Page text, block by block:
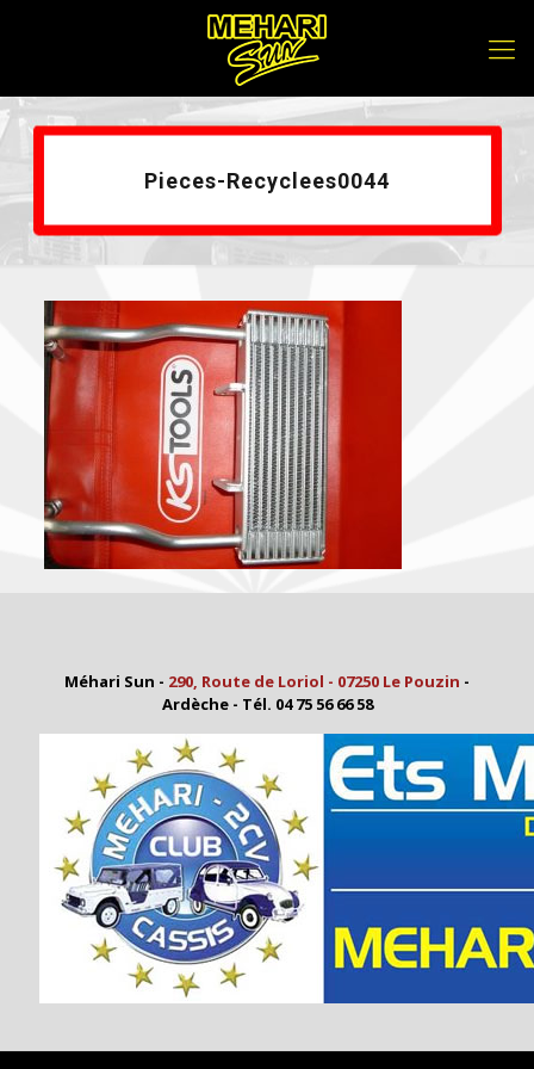
Pieces-Recyclees0044
Méhari Sun - 290, Route de Loriol - 07250 Le Pouzin -
Ardèche - Tél. 04 75 56 66 58